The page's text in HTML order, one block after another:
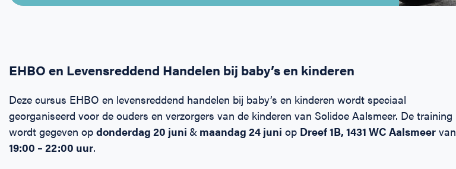
EHBO en Levensreddend Handelen bij baby’s en kinderen
Deze cursus EHBO en levensreddend handelen bij baby’s en kinderen wordt speciaal
georganiseerd voor de ouders en verzorgers van de kinderen van Solidoe Aalsmeer. De training
wordt gegeven op donderdag 20 juni & maandag 24 juni op Dreef 1B, 1431 WC Aalsmeer van
19:00 – 22:00 uur.